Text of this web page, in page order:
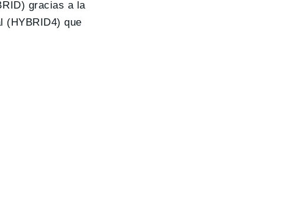
gracias a la
(HYBRID4) que